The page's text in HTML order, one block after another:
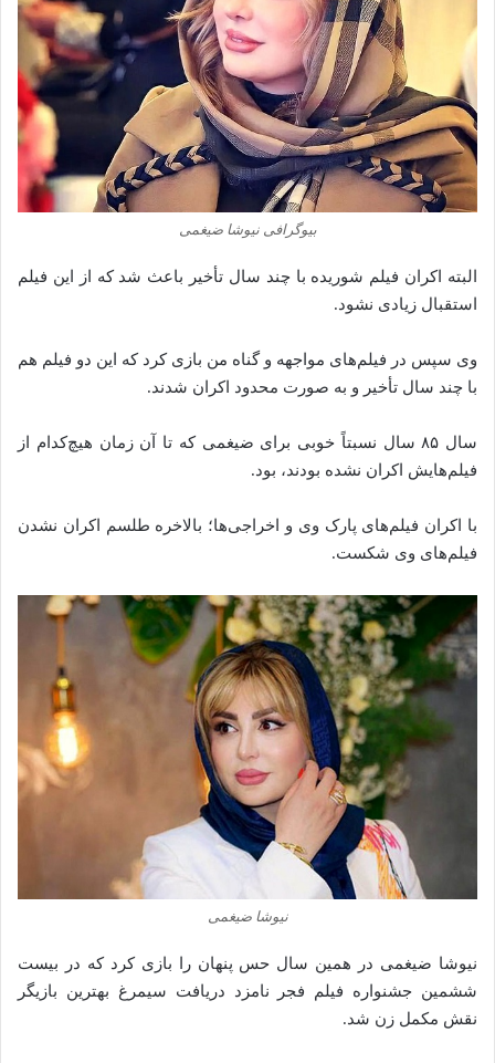
بیوگرافی نیوشا ضیغمی
البته اکران فیلم شوریده با چند سال تأخیر باعث شد که از این فیلم
استقبال زیادی نشود.
وی سپس در فیلم‌های مواجهه و گناه من بازی کرد که این دو فیلم هم
با چند سال تأخیر و به صورت محدود اکران شدند.
سال ۸۵ سال نسبتاً خوبی برای ضیغمی که تا آن زمان هیچ‌کدام از
فیلم‌هایش اکران نشده بودند، بود.
با اکران فیلم‌های پارک وی و اخراجی‌ها؛ بالاخره طلسم اکران نشدن
فیلم‌های وی شکست.
نیوشا ضیغمی
نیوشا ضیغمی در همین سال حس پنهان را بازی کرد که در بیست
ششمین جشنواره فیلم فجر نامزد دریافت سیمرغ بهترین بازیگر
نقش مکمل زن شد.